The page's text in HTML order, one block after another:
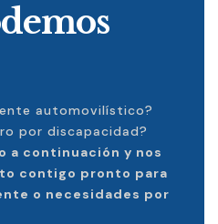
automovilístico?
por discapacidad?
a continuación y nos
contigo pronto para
o necesidades por